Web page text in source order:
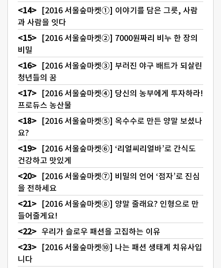
[2016 서울숲마켓①] 이야기를 담은 그릇, 사람
과 사람을 잇다
[2016 서울숲마켓②] 7000원짜리 비누 한 장의
비밀
[2016 서울숲마켓③] 부러진 야구 배트가 되살린
청년들의 꿈
[2016 서울숲마켓④] 당신의 농부에게 투자하라!
프로듀스 농산물
[2016 서울숲마켓⑤] 옥수수로 만든 양말 보셨나
요?
[2016 서울숲마켓⑥] ‘리얼씨리얼바’로 간식도
건강하고 맛있게
[2016 서울숲마켓⑦] 비밀의 언어 ‘점자’로 진심
을 전하세요
[2016 서울숲마켓⑧] 양말 줄래요? 인형으로 만
들어줄게요!
우리가 슬로우 패션을 고집하는 이유
[2016 서울숲마켓⑩] 나는 패션 생태계 치유사입
니다